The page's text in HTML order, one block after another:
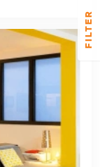
FILTER